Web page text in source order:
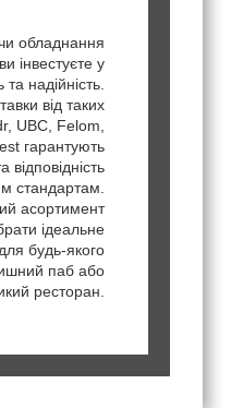
обладнання
інвестуєте у
та надійність.
від таких
UBC, Felom,
гарантують
відповідність
стандартам.
асортимент
ідеальне
будь-якого
паб або
ресторан.